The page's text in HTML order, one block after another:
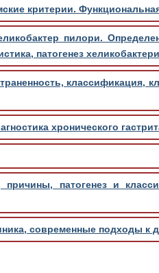
критерии.
пилори.
патогенез
классификация,
хронического
причины, патогенез и
современные подходы к